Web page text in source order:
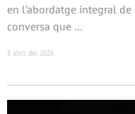
en l’abordatge integral
conversa que …
8 abril del 2026